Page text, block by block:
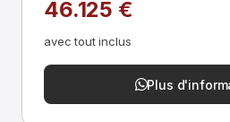
46.125 €
avec tout inclus
Plus